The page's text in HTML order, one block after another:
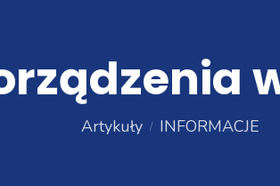
Artykuły INFORMACJE